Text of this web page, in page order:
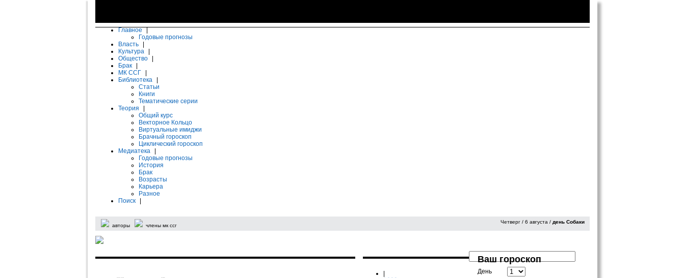
Главное
Годовые прогнозы
Власть
Культура
Общество
Брак
МК ССГ
Библиотека
Статьи
Книги
Тематические серии
Теория
Общий курс
Векторное Кольцо
Виртуальные имиджи
Брачный гороскоп
Циклический гороскоп
Медиатека
Годовые прогнозы
История
Брак
Возрасты
Карьера
Разное
Поиск
авторы члены мк ссг
Четверг / 6 августа / день Собаки
Ваш гороскоп
День